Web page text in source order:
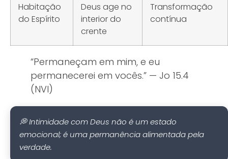
Habitação
do Espírito
Deus age no
interior do
crente
Transformação
contínua
“Permaneçam em mim, e eu
permanecerei em vocês.” — Jo 15.4
(NVI)
💭 Intimidade com Deus não é um estado
emocional; é uma permanência alimentada pela
verdade.